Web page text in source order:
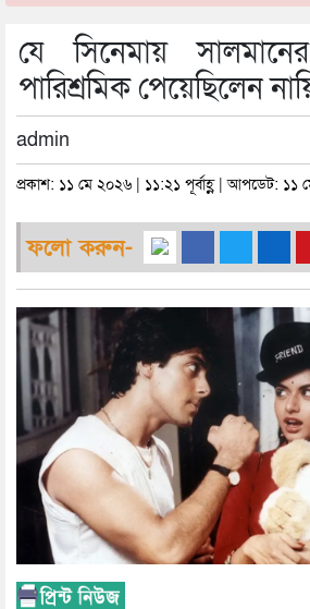
যে সিনেমায়
পারিশ্রমিক পেয়েছিলেন
admin
প্রকাশ: ১১ মে ২০২৬ | ১১:২১ পূর্বাহ্ণ | আপডেট: ১১
ফলো করুন-